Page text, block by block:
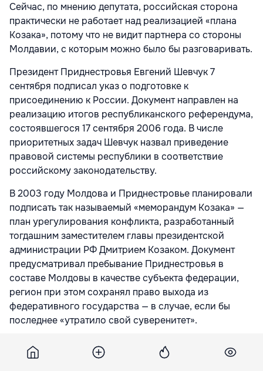
Сейчас, по мнению депутата, российская сторона
практически не работает над реализацией «плана
Козака», потому что не видит партнера со стороны
Молдавии, с которым можно было бы разговаривать.
Президент Приднестровья Евгений Шевчук 7
сентября подписал указ о подготовке к
присоединению к России. Документ направлен на
реализацию итогов республиканского референдума,
состоявшегося 17 сентября 2006 года. В числе
приоритетных задач Шевчук назвал приведение
правовой системы республики в соответствие
российскому законодательству.
В 2003 году Молдова и Приднестровье планировали
подписать так называемый «меморандум Козака» —
план урегулирования конфликта, разработанный
тогдашним заместителем главы президентской
администрации РФ Дмитрием Козаком. Документ
предусматривал пребывание Приднестровья в
составе Молдовы в качестве субъекта федерации,
регион при этом сохранял право выхода из
федеративного государства — в случае, если бы
последнее «утратило свой суверенитет».
Подпишитесь на новости Point.md в Google